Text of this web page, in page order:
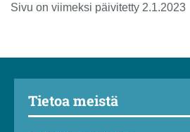
Sivu on viimeksi päivitetty 2.1.2023
Tietoa meistä